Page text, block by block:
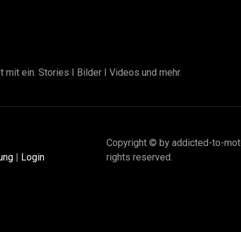
ein. Stories I Bilder I Videos und mehr.
| Login
Copyright © by addicted-to-
rights reserved.